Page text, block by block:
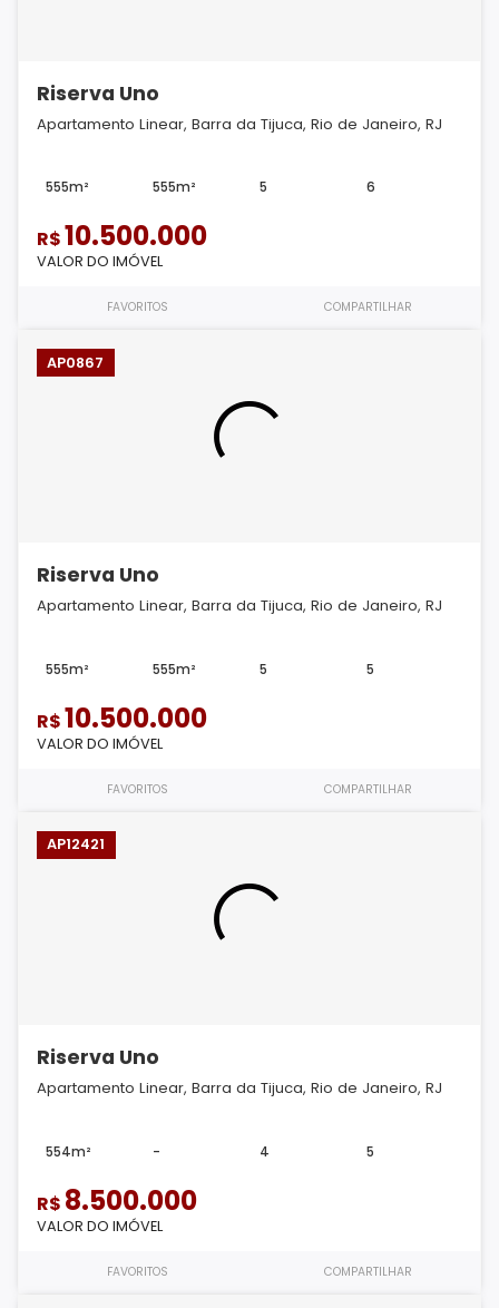
Riserva Uno
Apartamento Linear, Barra da Tijuca, Rio de Janeiro, RJ
555m² 555m² 5 6
R$10.500.000
VALOR DO IMÓVEL
FAVORITOS COMPARTILHAR
AP0867
Riserva Uno
Apartamento Linear, Barra da Tijuca, Rio de Janeiro, RJ
555m² 555m² 5 5
R$10.500.000
VALOR DO IMÓVEL
FAVORITOS COMPARTILHAR
AP12421
Riserva Uno
Apartamento Linear, Barra da Tijuca, Rio de Janeiro, RJ
554m² - 4 5
R$ 8.500.000
VALOR DO IMÓVEL
FAVORITOS COMPARTILHAR